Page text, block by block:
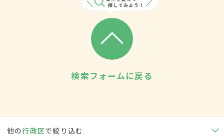
検索フォームに戻る
他の行政区で絞り込む